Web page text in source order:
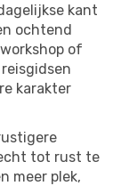
kant
ochtend
of
karakter
tot rust te
meer plek,